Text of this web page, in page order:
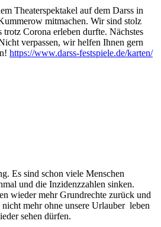
Theaterspektakel auf dem Darss in
mitmachen. Wir sind stolz
trotz Corona erleben durfte. Nächstes
verpassen, wir helfen Ihnen gern
https://www.darss-festspiele.de/karten/
Es sind schon viele Menschen
und die Inzidenzzahlen sinken.
wieder mehr Grundrechte zurück und
mehr ohne unsere Urlauber leben
sehen dürfen.